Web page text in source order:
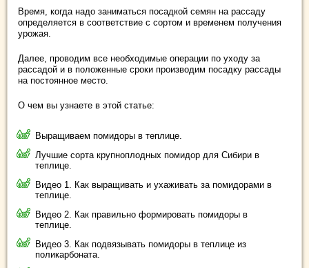
Время, когда надо заниматься посадкой семян на рассаду
определяется в соответствие с сортом и временем получения
урожая.
Далее, проводим все необходимые операции по уходу за
рассадой и в положенные сроки производим посадку рассады
на постоянное место.
О чем вы узнаете в этой статье:
Выращиваем помидоры в теплице.
Лучшие сорта крупноплодных помидор для Сибири в
теплице.
Видео 1. Как выращивать и ухаживать за помидорами в
теплице.
Видео 2. Как правильно формировать помидоры в
теплице.
Видео 3. Как подвязывать помидоры в теплице из
поликарбоната.